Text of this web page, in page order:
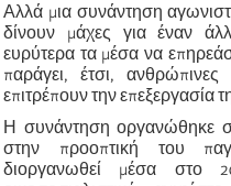
Αλλά μια συνάντηση
δίνουν μάχες για έναν
ευρύτερα τα μέσα να
παράγει, έτσι, ανθρώπινες
επιτρέπουν την επεξεργασία
Η συνάντηση οργανώθηκε
στην προοπτική του
διοργανωθεί μέσα